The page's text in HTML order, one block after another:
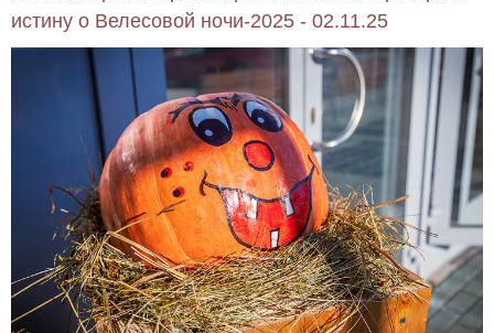
истину о Велесовой ночи-2025 - 02.11.25